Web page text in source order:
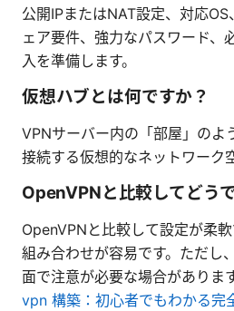
公開IPまたはNAT設定、対応
ェア要件、強力なパスワード、
入を準備します。
仮想ハブとは何ですか？
VPNサーバー内の「部屋」のよ
接続する仮想的なネットワーク
OpenVPNと比較してどう
OpenVPNと比較して設定が柔
組み合わせが容易です。ただし
面で注意が必要な場合がありま
vpn 構築：初心者でもわかる完